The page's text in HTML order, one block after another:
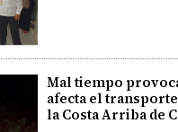
Mal tiempo
afecta el
la Costa Arriba de